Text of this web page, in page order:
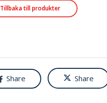
Tillbaka till produkter
Share Share